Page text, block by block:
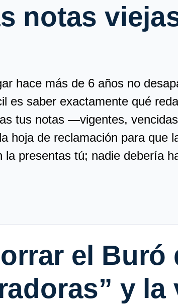
notas
hace más de 6 años no
es saber exactamente qué
tus notas —vigentes,
hoja de reclamación para que
presentas tú; nadie debería
el Buró
y la